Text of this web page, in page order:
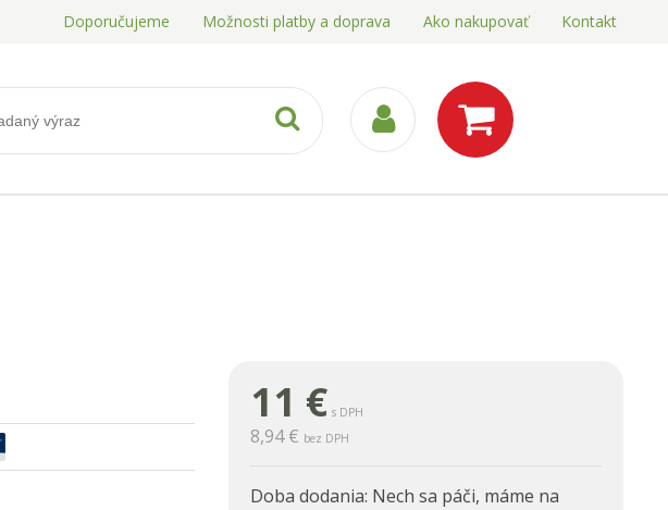
Doporučujeme Možnosti platby a doprava Ako nakupovať Kontakt
11 € s DPH
8,94 € bez DPH
Doba dodania: Nech sa páči, máme na